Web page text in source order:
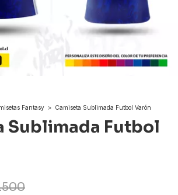
Fantasy > Camiseta Sublimada Futbol Varón
Sublimada Futbol